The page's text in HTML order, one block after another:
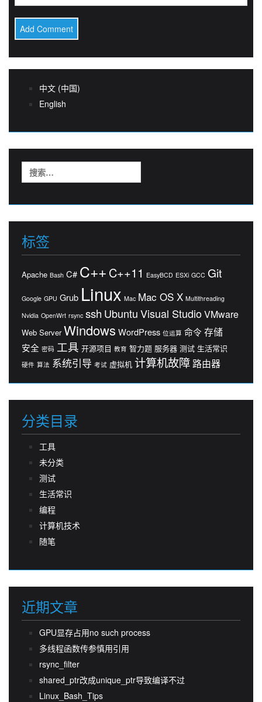
中文 (中国)
English
索：
标签
Apache Bash C# C++ C++11 EasyBCD ESXi GCC Git
Google GPU Grub Linux Mac Mac OS X Multithreading
Nvidia OpenWrt rsync ssh UbuntuVisual StudioVMware
Web Server Windows WordPress 位运算 命令 存储
安全 密码 工具 开源项目 教育 智力题 服务器 测试 生活常识
硬件 算法 系统引导 考试 虚拟机 计算机故障 路由器
分类目录
工具
未分类
测试
生活常识
编程
计算机技术
随笔
近期文章
GPU显存占用no such process
多线程函数传参慎用引用
rsync_filter
shared_ptr改成unique_ptr导致编译不过
Linux_Bash_Tips